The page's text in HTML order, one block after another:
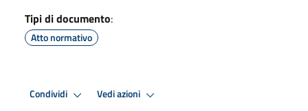
Tipi di documento:
Atto normativo
Condividi Vedi azioni